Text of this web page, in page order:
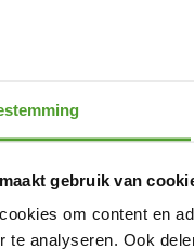
gebruik van
om content en
te analyseren. Ook
kiezen om te
Misschien
stek. Maar een
andere
van aardgas
kost niets.